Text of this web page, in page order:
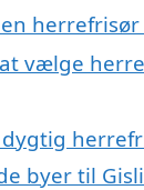
herrefrisør
vælge
byer til